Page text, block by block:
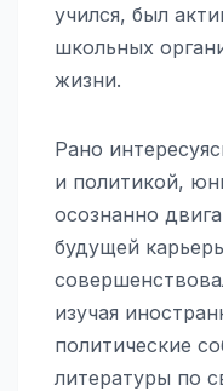
учился, был
школьных
жизни.
Рано
и политикой,
осознанно
будущей
изучая
политические
литературы по